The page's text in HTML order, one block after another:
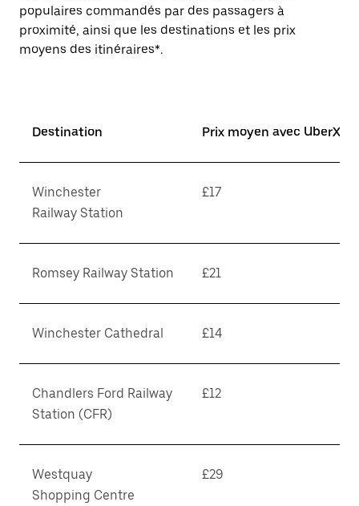
populaires commandés par des passagers à
proximité, ainsi que les destinations et les prix
moyens des itinéraires*.
Destination Prix moyen avec UberX*
Winchester
Railway Station
£17
Romsey Railway Station £21
Winchester Cathedral £14
Chandlers Ford Railway
Station (CFR)
£12
Westquay
Shopping Centre
£29